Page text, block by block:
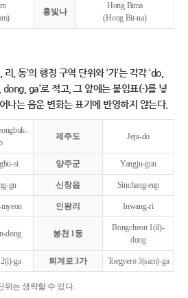
홍빛나
Hong Bitna
(Hong Bit-na)
, 동’의 행정 구역 단위와 ‘가’는 각각 ‘do,
ga’로 적고, 그 앞에는 붙임표(-)를 넣
나는 음운 변화는 표기에 반영하지 않는다.
제주도 Jeju-do
si 양주군 Yangju-gun
gu 신창읍 Sinchang-eup
인왕리 Inwang-ri
dong 봉천 1동
Bongcheon 1(il)-
dong
ga 퇴계로 3가 Toegyero 3(sam)-ga
위는 생략할 수 있다.